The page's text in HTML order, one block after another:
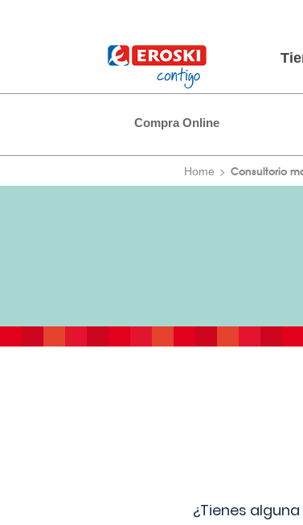
Compra Online
Home Consultorio
¿Tienes